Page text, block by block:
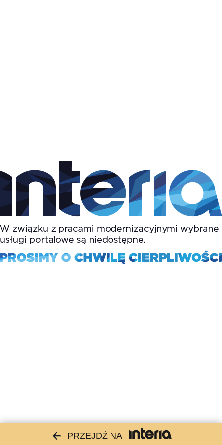
PRZEJDŹ NA